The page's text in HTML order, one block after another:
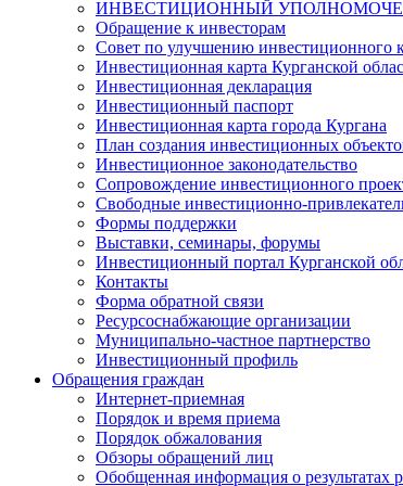
ИНВЕСТИЦИОННЫЙ
Обращение к инвесторам
Совет по улучшению инвестиционного
Инвестиционная карта Курганской
Инвестиционная декларация
Инвестиционный паспорт
Инвестиционная карта города Кургана
План создания инвестиционных
Инвестиционное законодательство
Сопровождение инвестиционного
Свободные инвестиционно-
Формы поддержки
Выставки, семинары, форумы
Инвестиционный портал Курганской
Контакты
Форма обратной связи
Ресурсоснабжающие организации
Муниципально-частное партнерство
Инвестиционный профиль
Обращения граждан
Интернет-приемная
Порядок и время приема
Порядок обжалования
Обзоры обращений лиц
Обобщенная информация о